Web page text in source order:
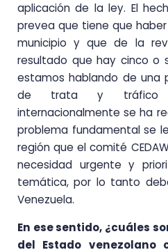
aplicación de la ley. El
prevea que tiene que
municipio y que de la
resultado que hay cinco o
estamos hablando de una
de trata y tráfico
internacionalmente se ha
problema fundamental se
región que el comité
necesidad urgente y
temática, por lo tanto
Venezuela.
En ese sentido, ¿cuáles
del Estado venezolano